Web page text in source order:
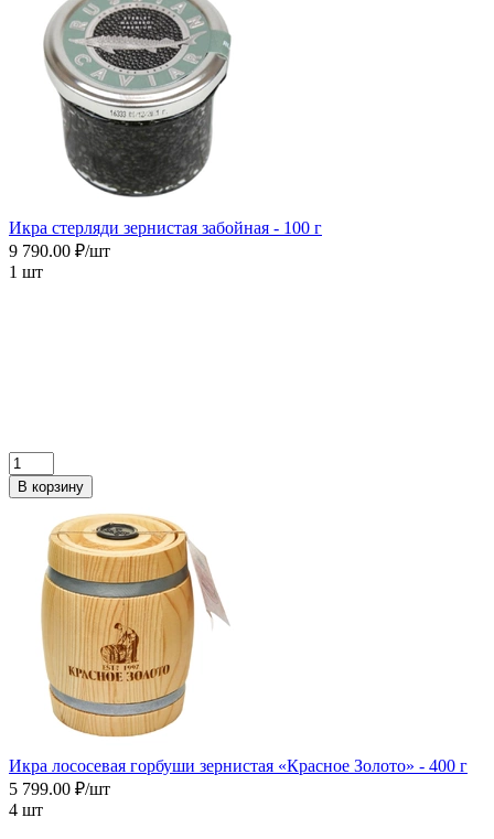
Икра cтерляди зернистая забойная - 100 г
9 790.00 ₽/шт
1 шт
В корзину
Икра лососевая горбуши зернистая «Красное Золото» - 400 г
5 799.00 ₽/шт
4 шт